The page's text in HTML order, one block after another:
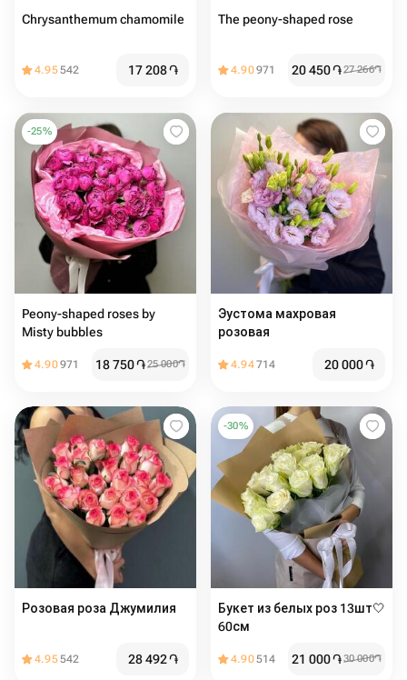
Chrysanthemum chamomile
4.95542 17 208֏
The peony-shaped rose
4.90971 20 450֏27 266֏
-25%
Peony-shaped roses by
Misty bubbles
4.90971 18 750֏25 000֏
Эустома махровая
розовая
4.94714 20 000֏
Розовая роза Джумилия
4.95542 28 492֏
-30%
Букет из белых роз 13шт🤍
60см
4.90514 21 000֏30 000֏